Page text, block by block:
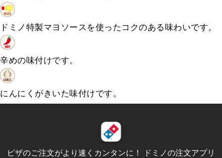
ドミノ特製マヨソースを使ったコクのある味わいです。
辛めの味付けです。
にんにくがきいた味付けです。
ピザのご注文がより速くカンタンに！ ドミノの注文アプリ